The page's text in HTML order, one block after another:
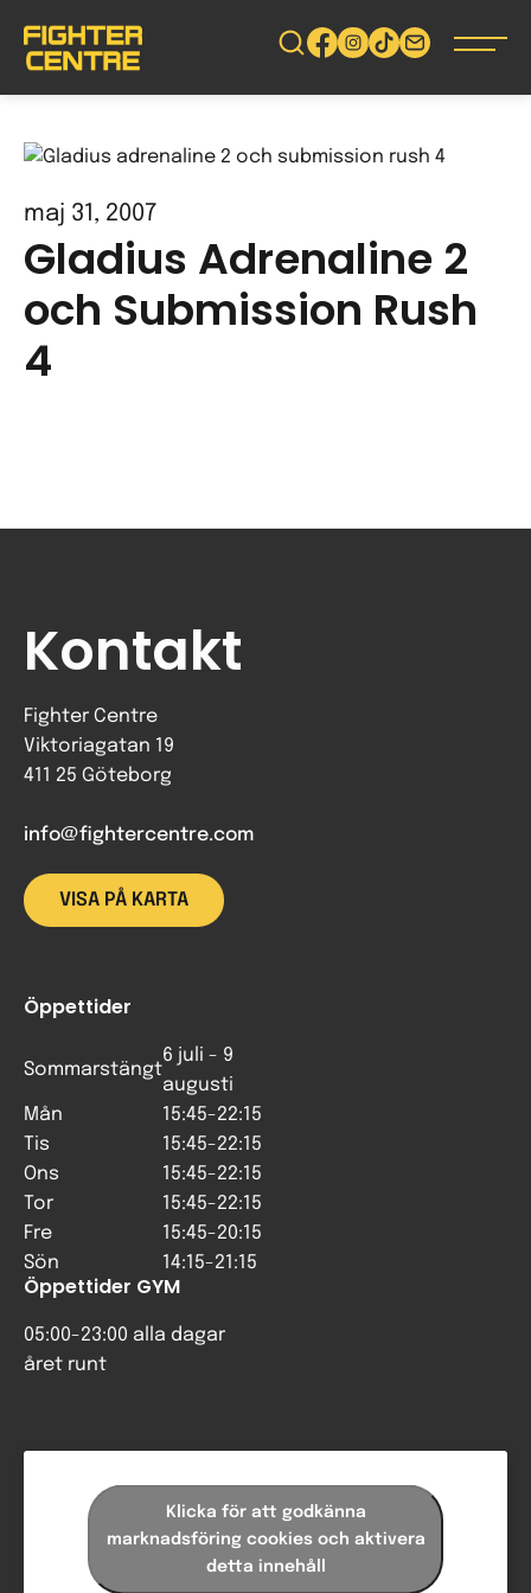
vidare
maj 31, 2007
Gladius Adrenaline 2
och Submission Rush
4
Kontakt
Fighter Centre
Viktoriagatan 19
411 25 Göteborg
info@fightercentre.com
VISA PÅ KARTA
Öppettider
Sommarstängt
6 juli - 9
augusti
Mån
15:45-22:15
Tis
15:45-22:15
Ons
15:45-22:15
Tor
15:45-22:15
Fre
15:45-20:15
Sön
14:15-21:15
Öppettider GYM
05:00-23:00 alla dagar
året runt
Klicka för att godkänna
marknadsföring cookies och aktivera
detta innehåll